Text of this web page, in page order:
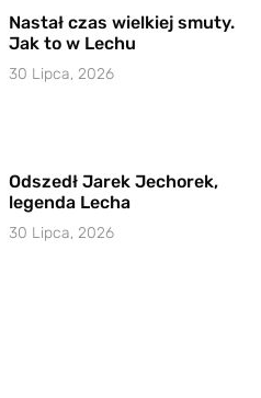
Nastał czas wielkiej smuty.
Jak to w Lechu
30 Lipca, 2026
Odszedł Jarek Jechorek,
legenda Lecha
30 Lipca, 2026